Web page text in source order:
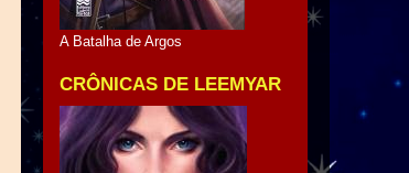
A Batalha de Argos
CRÔNICAS DE LEEMYAR